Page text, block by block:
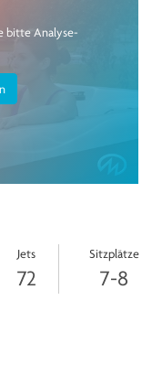
bitte Analyse-
Jets
72
Sitzplätze
7-8